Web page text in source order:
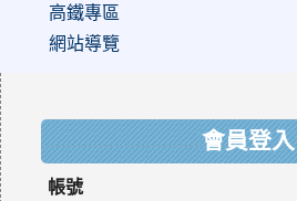
高鐵專區
網站導覽
會員登入
帳號